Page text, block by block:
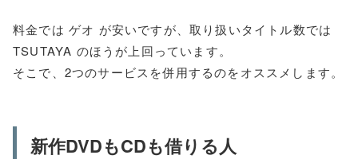
料金では ゲオ が安いですが、取り扱いタイトル数では
TSUTAYA のほうが上回っています。
そこで、2つのサービスを併用するのをオススメします。
新作DVDもCDも借りる人